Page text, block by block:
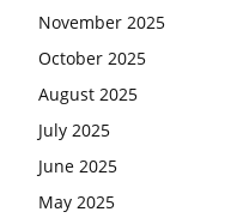
November 2025
October 2025
August 2025
July 2025
June 2025
May 2025